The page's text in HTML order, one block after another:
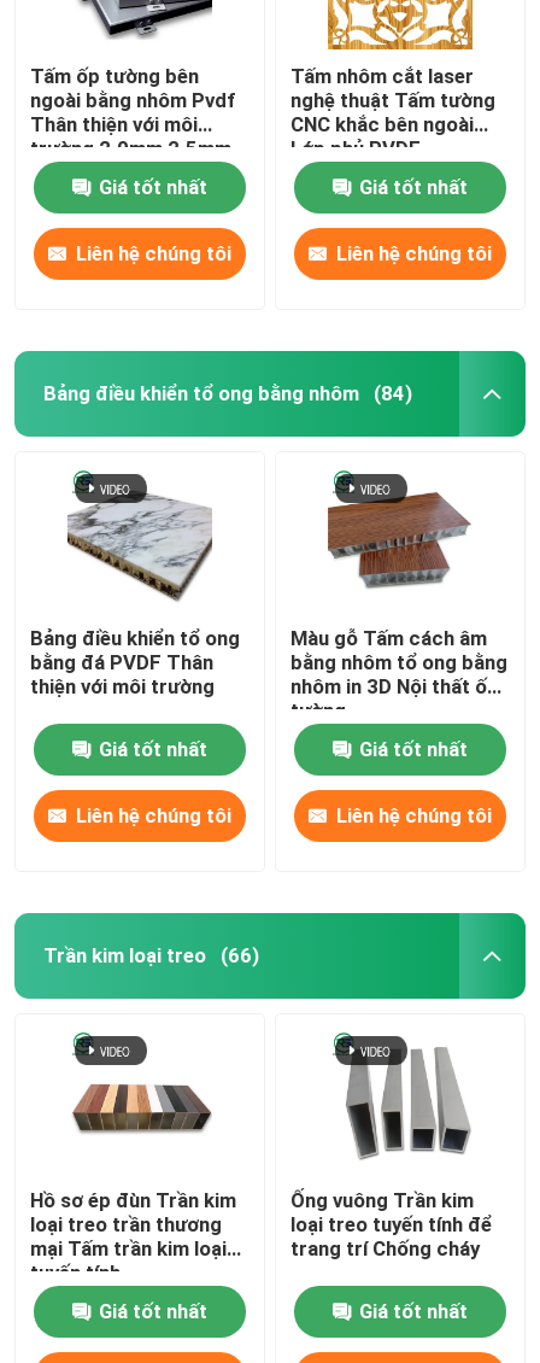
Tấm ốp tường bên
ngoài bằng nhôm Pvdf
Thân thiện với môi
trường 2.0mm 2.5mm
3.0mm
Giá tốt nhất
Liên hệ chúng tôi
Tấm nhôm cắt laser
nghệ thuật Tấm tường
CNC khắc bên ngoài
Lớp phủ PVDF
Giá tốt nhất
Liên hệ chúng tôi
Bảng điều khiển tổ ong bằng nhôm (84)
Bảng điều khiển tổ ong
bằng đá PVDF Thân
thiện với môi trường
Giá tốt nhất
Liên hệ chúng tôi
Màu gỗ Tấm cách âm
bằng nhôm tổ ong bằng
nhôm in 3D Nội thất ốp
tường
Giá tốt nhất
Liên hệ chúng tôi
Trần kim loại treo (66)
Hồ sơ ép đùn Trần kim
loại treo trần thương
mại Tấm trần kim loại
tuyến tính
Giá tốt nhất
Ống vuông Trần kim
loại treo tuyến tính để
trang trí Chống cháy
Giá tốt nhất